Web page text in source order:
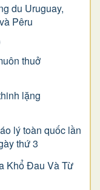
du Uruguay,
Pêru
thuở
lặng
lý toàn quốc lần
thứ 3
Khổ Ðau Và Từ